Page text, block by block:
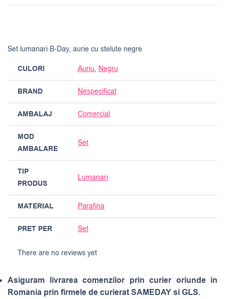
Set lumanari B-Day, aurie cu stelute negre
CULORI Auriu, Negru
BRAND Nespecificat
AMBALAJ Comercial
MOD
AMBALARE
Set
TIP
PRODUS
Lumanari
MATERIAL Parafina
PRET PER Set
There are no reviews yet
Asiguram livrarea comenzilor prin curier oriunde in
Romania prin firmele de curierat SAMEDAY si GLS.